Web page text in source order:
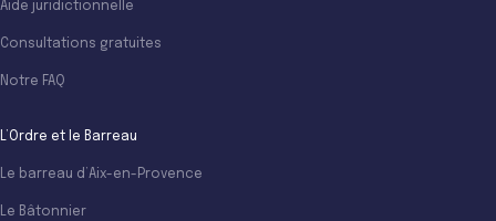
Aide juridictionnelle
Consultations gratuites
Notre FAQ
L’Ordre et le Barreau
Le barreau d’Aix-en-Provence
Le Bâtonnier